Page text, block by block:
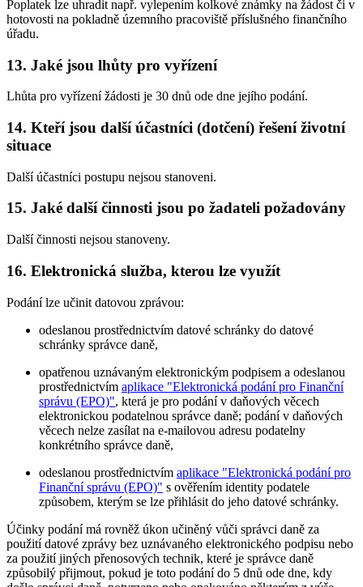
Poplatek lze uhradit např. vylepením kolkové známky na žádost či v
hotovosti na pokladně územního pracoviště příslušného finančního
úřadu.
13. Jaké jsou lhůty pro vyřízení
Lhůta pro vyřízení žádosti je 30 dnů ode dne jejího podání.
14. Kteří jsou další účastníci (dotčení) řešení životní
situace
Další účastníci postupu nejsou stanoveni.
15. Jaké další činnosti jsou po žadateli požadovány
Další činnosti nejsou stanoveny.
16. Elektronická služba, kterou lze využít
Podání lze učinit datovou zprávou:
odeslanou prostřednictvím datové schránky do datové
schránky správce daně,
opatřenou uznávaným elektronickým podpisem a odeslanou
prostřednictvím aplikace "Elektronická podání pro Finanční
správu (EPO)", která je pro podání v daňových věcech
elektronickou podatelnou správce daně; podání v daňových
věcech nelze zasílat na e-mailovou adresu podatelny
konkrétního správce daně,
odeslanou prostřednictvím aplikace "Elektronická podání pro
Finanční správu (EPO)" s ověřením identity podatele
způsobem, kterým se lze přihlásit do jeho datové schránky.
Účinky podání má rovněž úkon učiněný vůči správci daně za
použití datové zprávy bez uznávaného elektronického podpisu nebo
za použití jiných přenosových technik, které je správce daně
způsobilý přijmout, pokud je toto podání do 5 dnů ode dne, kdy